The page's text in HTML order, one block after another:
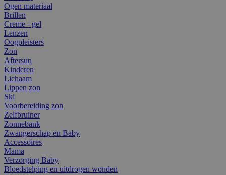
Ogen materiaal
Brillen
Creme - gel
Lenzen
Oogpleisters
Zon
Aftersun
Kinderen
Lichaam
Lippen zon
Ski
Voorbereiding zon
Zelfbruiner
Zonnebank
Zwangerschap en Baby
Accessoires
Mama
Verzorging Baby
Bloedstelping en uitdrogen wonden